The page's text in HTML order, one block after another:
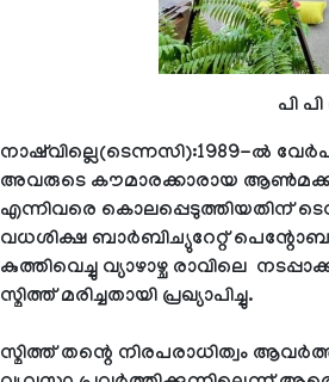
പി പി
നാഷ്‌വില്ലെ(ടെന്നസി):1989-ൽ
അവരുടെ കൗമാരക്കാരായ
എന്നിവരെ കൊലപ്പെടുത്തിയതിന്
വധശിക്ഷ ബാർബിച്യുറേറ്റ്
കുത്തിവെച്ചു വ്യാഴാഴ്ച രാവിലെ
സ്മിത്ത് മരിച്ചതായി പ്രഖ്യാപിച്ചു.
സ്മിത്ത് തന്റെ നിരപരാധിത്വം